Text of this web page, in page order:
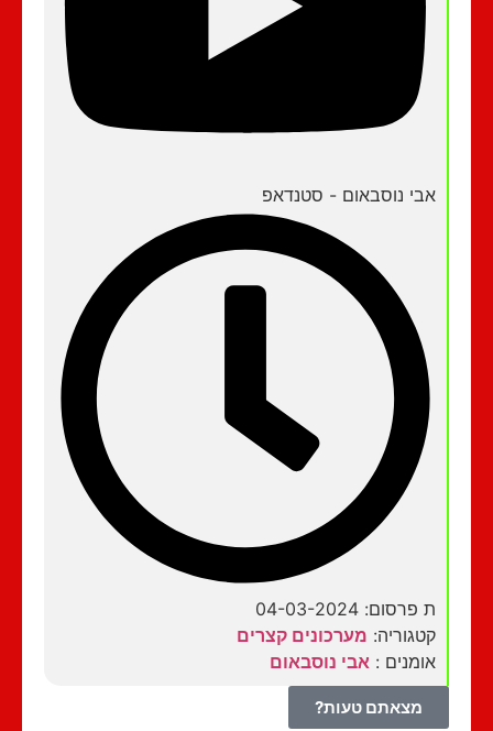
אבי נוסבאום - סטנדאפ
ת פרסום: 04-03-2024
קטגוריה:מערכונים קצרים
אומנים :אבי נוסבאום
מצאתם טעות?